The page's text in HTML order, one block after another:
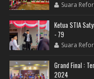
Suara
Ketua STIA
- 79
Suara
Grand Final :
2024